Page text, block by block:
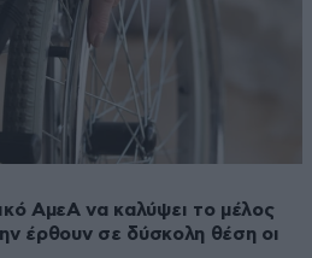
ΑμεΑ να καλύψει το μέλος
έρθουν σε δύσκολη θέση οι